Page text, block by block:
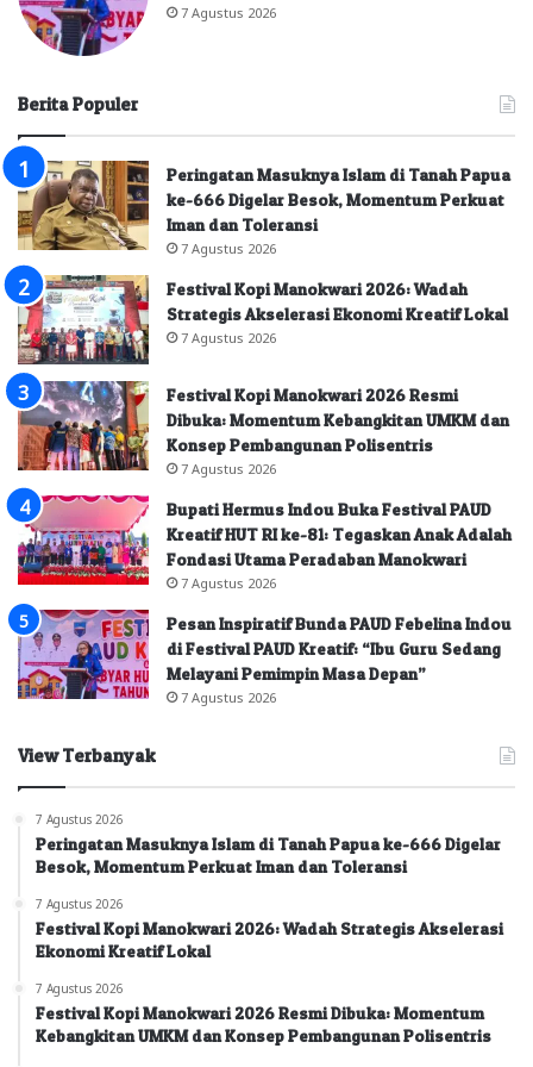
7 Agustus 2026
Berita Populer
Peringatan Masuknya Islam di Tanah Papua
ke-666 Digelar Besok, Momentum Perkuat
Iman dan Toleransi
7 Agustus 2026
Festival Kopi Manokwari 2026: Wadah
Strategis Akselerasi Ekonomi Kreatif Lokal
7 Agustus 2026
Festival Kopi Manokwari 2026 Resmi
Dibuka: Momentum Kebangkitan UMKM dan
Konsep Pembangunan Polisentris
7 Agustus 2026
Bupati Hermus Indou Buka Festival PAUD
Kreatif HUT RI ke-81: Tegaskan Anak Adalah
Fondasi Utama Peradaban Manokwari
7 Agustus 2026
Pesan Inspiratif Bunda PAUD Febelina Indou
di Festival PAUD Kreatif: “Ibu Guru Sedang
Melayani Pemimpin Masa Depan”
7 Agustus 2026
View Terbanyak
7 Agustus 2026
Peringatan Masuknya Islam di Tanah Papua ke-666 Digelar
Besok, Momentum Perkuat Iman dan Toleransi
7 Agustus 2026
Festival Kopi Manokwari 2026: Wadah Strategis Akselerasi
Ekonomi Kreatif Lokal
7 Agustus 2026
Festival Kopi Manokwari 2026 Resmi Dibuka: Momentum
Kebangkitan UMKM dan Konsep Pembangunan Polisentris